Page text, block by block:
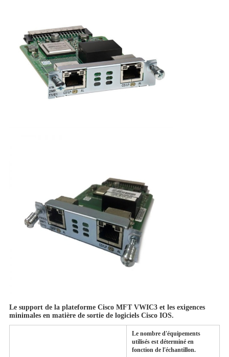
Le support de la plateforme Cisco MFT VWIC3 et les exigences
minimales en matière de sortie de logiciels Cisco IOS.
Le nombre d'équipements
utilisés est déterminé en
fonction de l'échantillon.